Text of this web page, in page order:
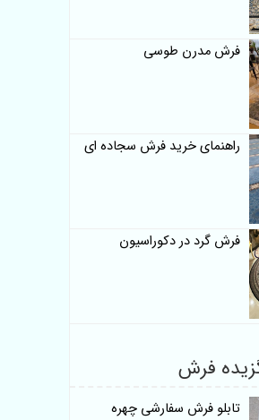
فرش مدرن طوسی
راهنمای خرید فرش سجاده ای
فرش گرد در دکوراسیون
فرش
تابلو فرش سفارشی چهره